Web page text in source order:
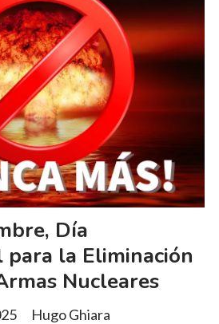
Día
la Eliminación
Nucleares
Hugo Ghiara